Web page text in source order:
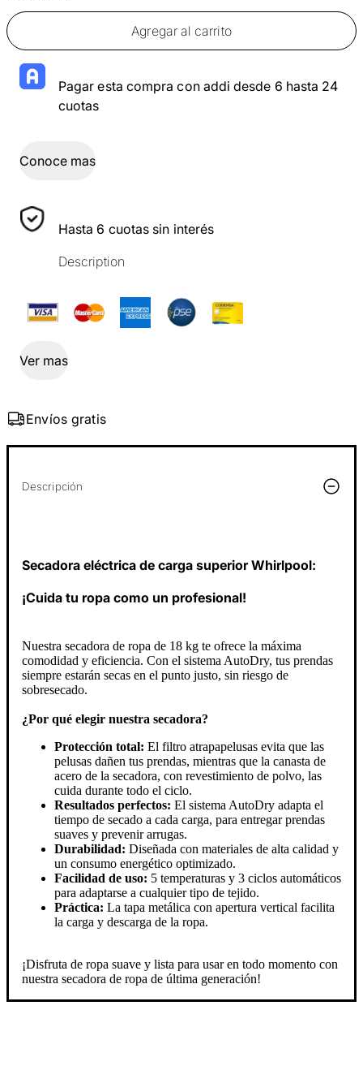
Agregar al carrito
Pagar esta compra con addi desde 6 hasta 24
cuotas
Conoce mas
Hasta 6 cuotas sin interés
Description
Ver mas
Envíos gratis
Descripción
Secadora eléctrica de carga superior Whirlpool:
¡Cuida tu ropa como un profesional!
Nuestra secadora de ropa de 18 kg te ofrece la máxima
comodidad y eficiencia. Con el sistema AutoDry, tus prendas
siempre estarán secas en el punto justo, sin riesgo de
sobresecado.
¿Por qué elegir nuestra secadora?
Protección total: El filtro atrapapelusas evita que las
pelusas dañen tus prendas, mientras que la canasta de
acero de la secadora, con revestimiento de polvo, las
cuida durante todo el ciclo.
Resultados perfectos: El sistema AutoDry adapta el
tiempo de secado a cada carga, para entregar prendas
suaves y prevenir arrugas.
Durabilidad: Diseñada con materiales de alta calidad y
un consumo energético optimizado.
Facilidad de uso: 5 temperaturas y 3 ciclos automáticos
para adaptarse a cualquier tipo de tejido.
Práctica: La tapa metálica con apertura vertical facilita
la carga y descarga de la ropa.
¡Disfruta de ropa suave y lista para usar en todo momento con
nuestra secadora de ropa de última generación!